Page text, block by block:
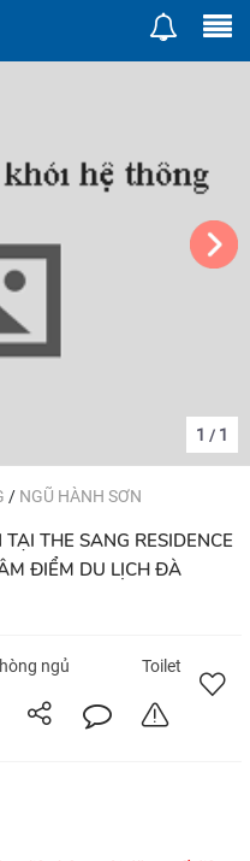
1 / 1
/ NGŨ HÀNH SƠN
ĐIỂM DU LỊCH ĐÀ
ngủ Toilet